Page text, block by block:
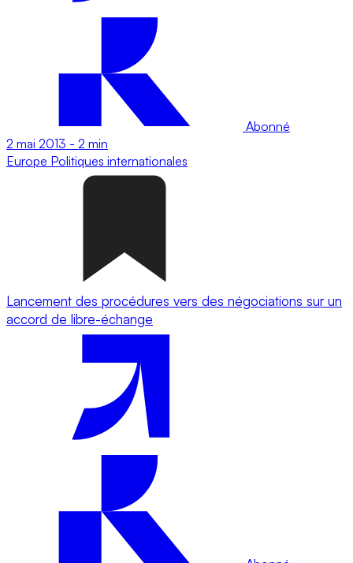
Abonné
2 mai 2013 - 2 min
Europe Politiques internationales
Lancement des procédures vers des négociations sur un
accord de libre-échange